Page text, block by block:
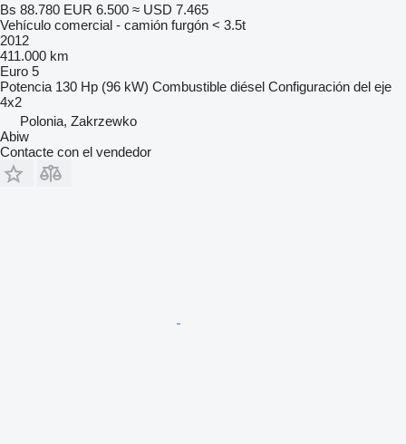
Bs 88.780 EUR 6.500 ≈ USD 7.465
Vehículo comercial - camión furgón < 3.5t
2012
411.000 km
Euro 5
Potencia 130 Hp (96 kW) Combustible diésel Configuración del eje
4x2
Polonia, Zakrzewko
Abiw
Contacte con el vendedor